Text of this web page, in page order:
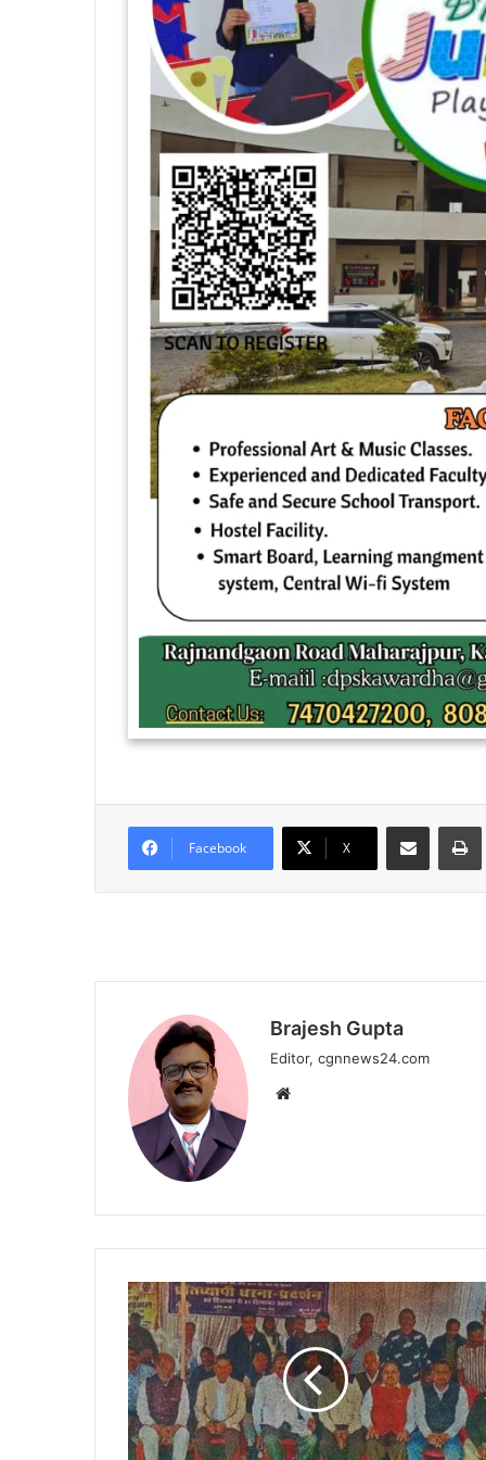
Facebook X
Share via Email
Brajesh Gupta
Editor, cgnnews24.com
मांगों
को
लेकर
संघर्ष,
सरकारी
कामकाज
ठप
कवर्धा